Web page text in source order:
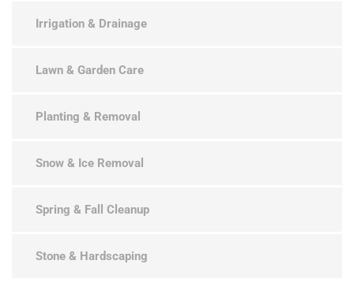
Irrigation & Drainage
Lawn & Garden Care
Planting & Removal
Snow & Ice Removal
Spring & Fall Cleanup
Stone & Hardscaping